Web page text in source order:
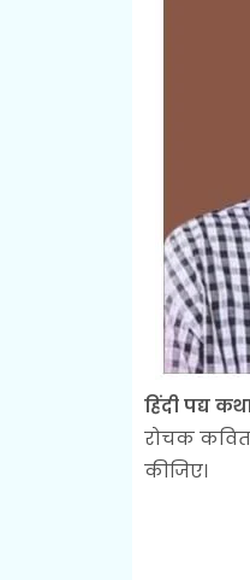
हिंदी पद्य
रोचक
कीजिए।